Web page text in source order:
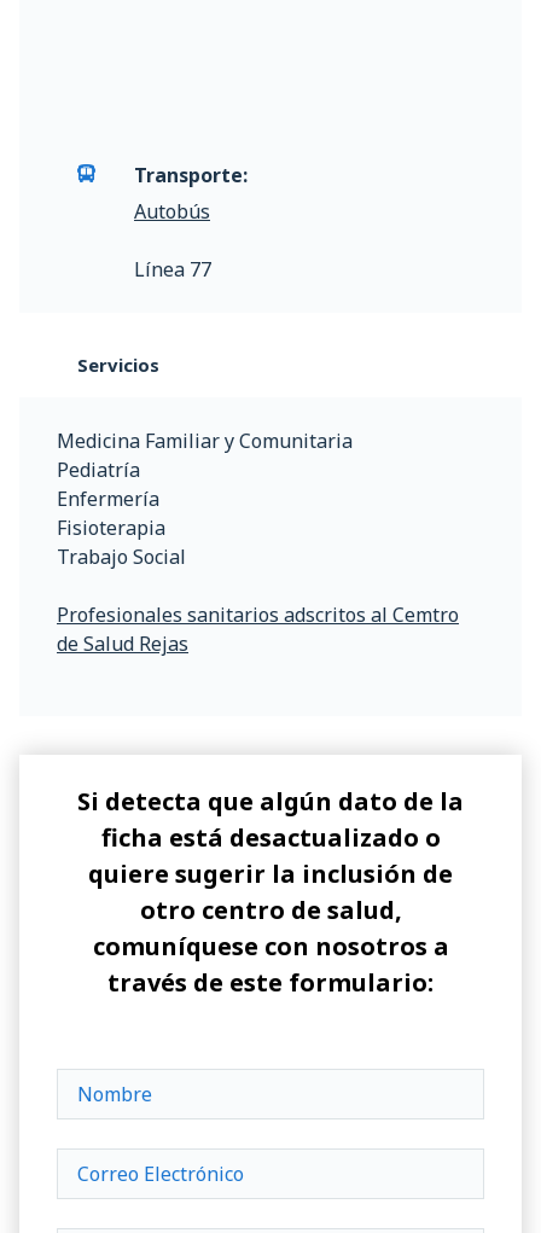
Transporte:
Autobús
Línea 77
Servicios
Medicina Familiar y Comunitaria
Pediatría
Enfermería
Fisioterapia
Trabajo Social
Profesionales sanitarios adscritos al Cemtro
de Salud Rejas
Si detecta que algún dato de la
ficha está desactualizado o
quiere sugerir la inclusión de
otro centro de salud,
comuníquese con nosotros a
través de este formulario: